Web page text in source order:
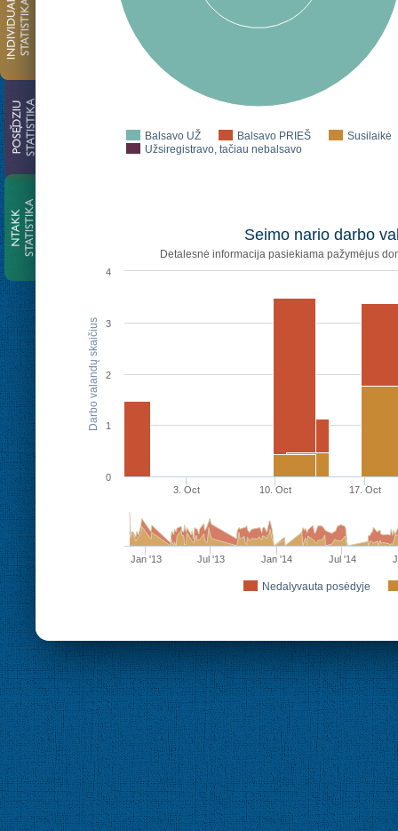
Balsavo UŽ Balsavo PRIEŠ
Susilaikė
Užsiregistravo, tačiau nebalsavo
Darbo valandų skaičius
Seimo nario darbo
Detalesnė informacija pasiekiama pažymėjus
3. Oct 10. Oct 17. Oct
0
1
2
3
4
Nedalyvauta posėdyje
Jan '13 Jul '13 Jan '14 Jul '14